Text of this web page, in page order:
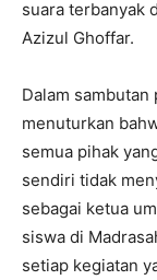
suara terbanyak
Azizul Ghoffar.
Dalam
menuturkan
semua pihak
sendiri tidak
sebagai ketua
siswa di
setiap kegiatan